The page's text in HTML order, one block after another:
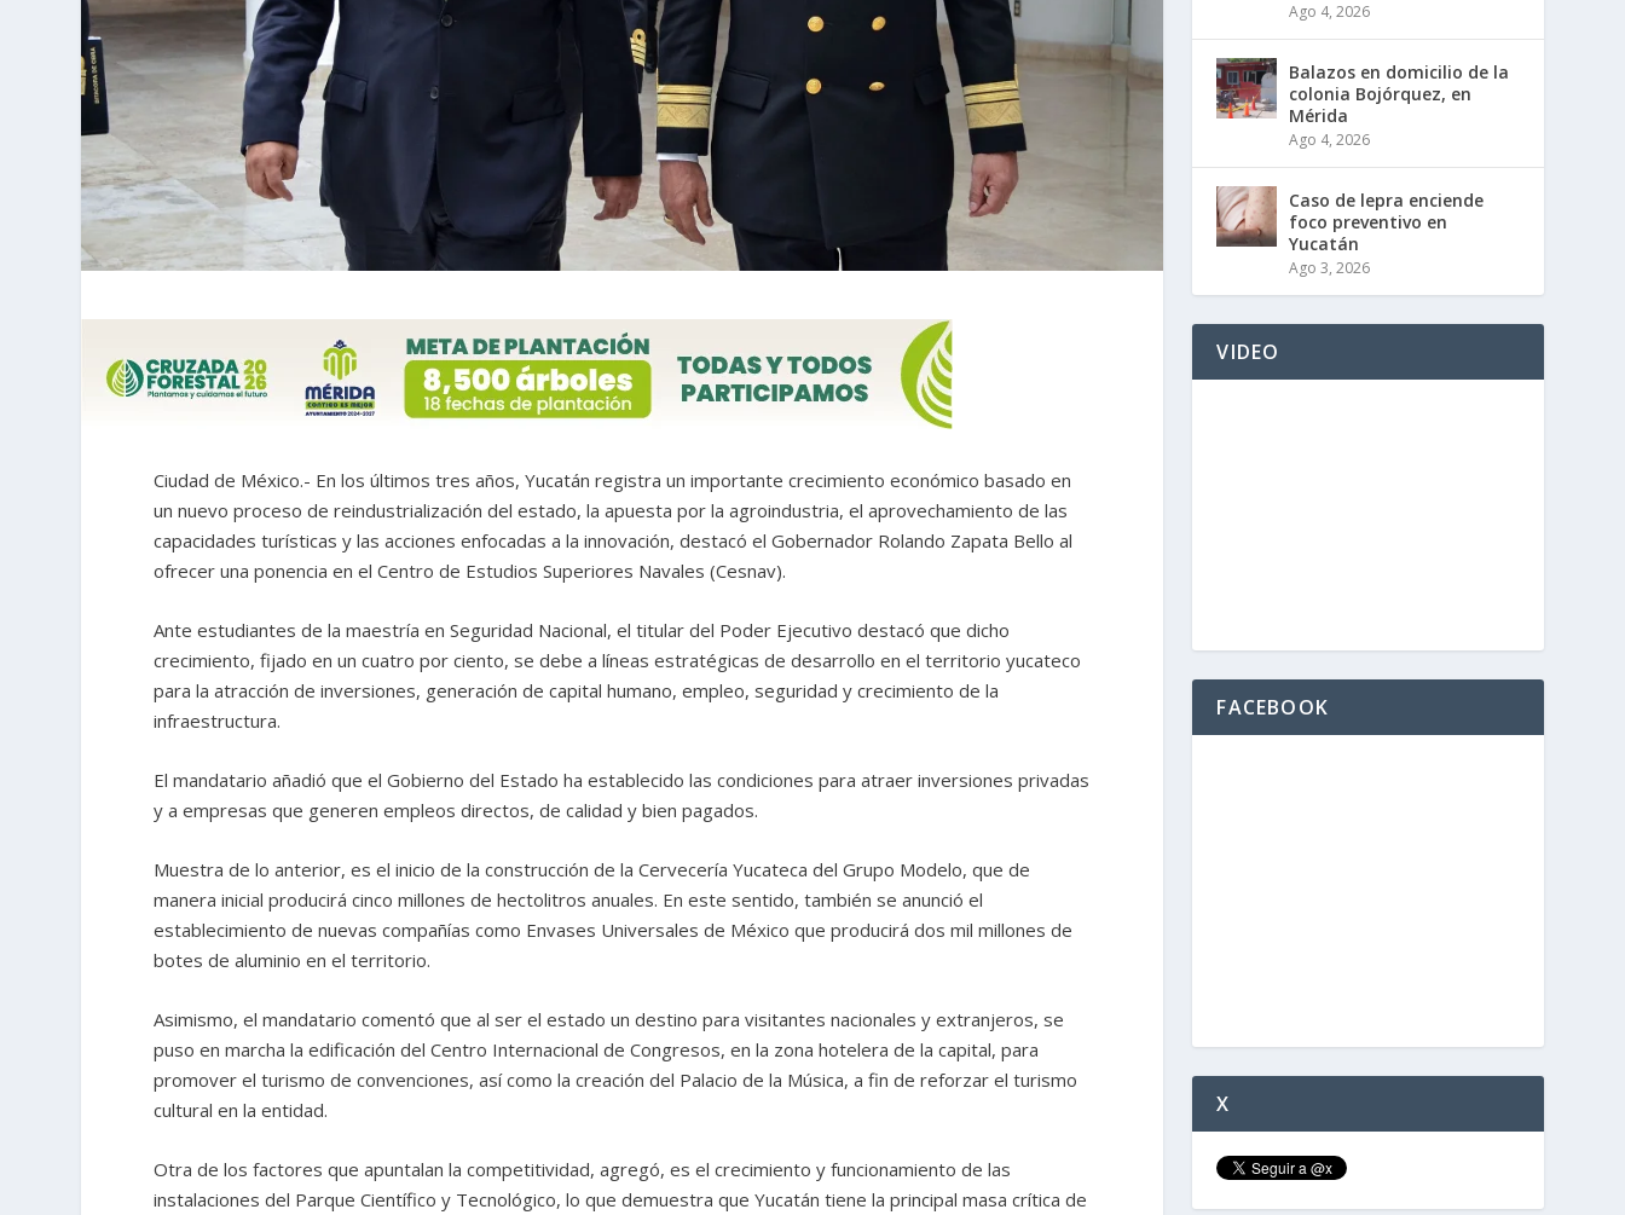
Ciudad de México.- En los últimos tres años, Yucatán registra un importante crecimiento económico basado en
un nuevo proceso de reindustrialización del estado, la apuesta por la agroindustria, el aprovechamiento de las
capacidades turísticas y las acciones enfocadas a la innovación, destacó el Gobernador Rolando Zapata Bello al
ofrecer una ponencia en el Centro de Estudios Superiores Navales (Cesnav).
Ante estudiantes de la maestría en Seguridad Nacional, el titular del Poder Ejecutivo destacó que dicho
crecimiento, fijado en un cuatro por ciento, se debe a líneas estratégicas de desarrollo en el territorio yucateco
para la atracción de inversiones, generación de capital humano, empleo, seguridad y crecimiento de la
infraestructura.
El mandatario añadió que el Gobierno del Estado ha establecido las condiciones para atraer inversiones privadas
y a empresas que generen empleos directos, de calidad y bien pagados.
Muestra de lo anterior, es el inicio de la construcción de la Cervecería Yucateca del Grupo Modelo, que de
manera inicial producirá cinco millones de hectolitros anuales. En este sentido, también se anunció el
establecimiento de nuevas compañías como Envases Universales de México que producirá dos mil millones de
botes de aluminio en el territorio.
Asimismo, el mandatario comentó que al ser el estado un destino para visitantes nacionales y extranjeros, se
puso en marcha la edificación del Centro Internacional de Congresos, en la zona hotelera de la capital, para
promover el turismo de convenciones, así como la creación del Palacio de la Música, a fin de reforzar el turismo
cultural en la entidad.
Otra de los factores que apuntalan la competitividad, agregó, es el crecimiento y funcionamiento de las
instalaciones del Parque Científico y Tecnológico, lo que demuestra que Yucatán tiene la principal masa crítica de
Ago 4, 2026
Balazos en domicilio de la
colonia Bojórquez, en
Mérida
Ago 4, 2026
Caso de lepra enciende
foco preventivo en
Yucatán
Ago 3, 2026
VIDEO
FACEBOOK
X